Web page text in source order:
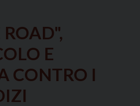
E
CONTRO I